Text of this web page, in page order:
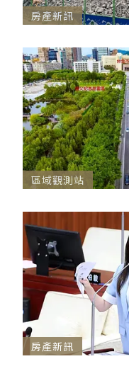
房產新訊
區域觀測站
房產新訊